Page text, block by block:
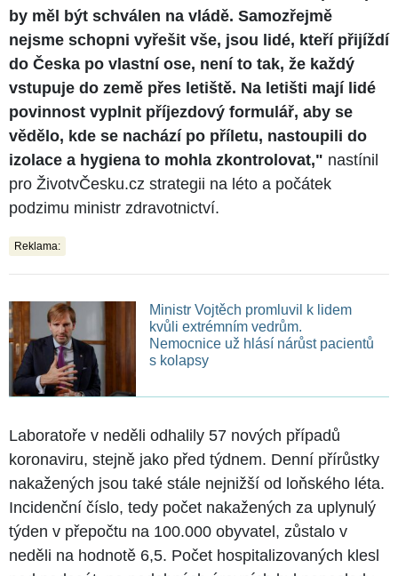
by měl být schválen na vládě. Samozřejmě
nejsme schopni vyřešit vše, jsou lidé, kteří přijíždí
do Česka po vlastní ose, není to tak, že každý
vstupuje do země přes letiště. Na letišti mají lidé
povinnost vyplnit příjezdový formulář, aby se
vědělo, kde se nachází po příletu, nastoupili do
izolace a hygiena to mohla zkontrolovat," nastínil
pro ŽivotvČesku.cz strategii na léto a počátek
podzimu ministr zdravotnictví.
Reklama:
Ministr Vojtěch promluvil k lidem
kvůli extrémním vedrům.
Nemocnice už hlásí nárůst pacientů
s kolapsy
Laboratoře v neděli odhalily 57 nových případů
koronaviru, stejně jako před týdnem. Denní přírůstky
nakažených jsou také stále nejnižší od loňského léta.
Incidenční číslo, tedy počet nakažených za uplynulý
týden v přepočtu na 100.000 obyvatel, zůstalo v
neděli na hodnotě 6,5. Počet hospitalizovaných klesl